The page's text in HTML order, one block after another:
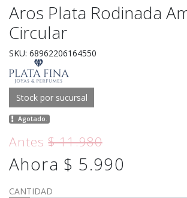
Aros Plata Rodinada
Circular
SKU: 68962206164550
Stock por sucursal
Agotado.
Antes$ 11.980
Ahora $ 5.990
CANTIDAD